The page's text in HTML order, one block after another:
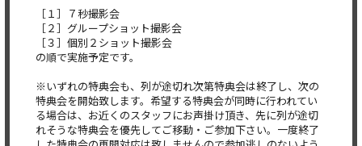
［１］７秒撮影会
［２］グループショット撮影会
［３］個別２ショット撮影会
の順で実施予定です。
※いずれの特典会も、列が途切れ次第特典会は終了し、次の
特典会を開始致します。希望する特典会が同時に行われてい
る場合は、お近くのスタッフにお声掛け頂き、先に列が途切
れそうな特典会を優先してご移動・ご参加下さい。一度終了